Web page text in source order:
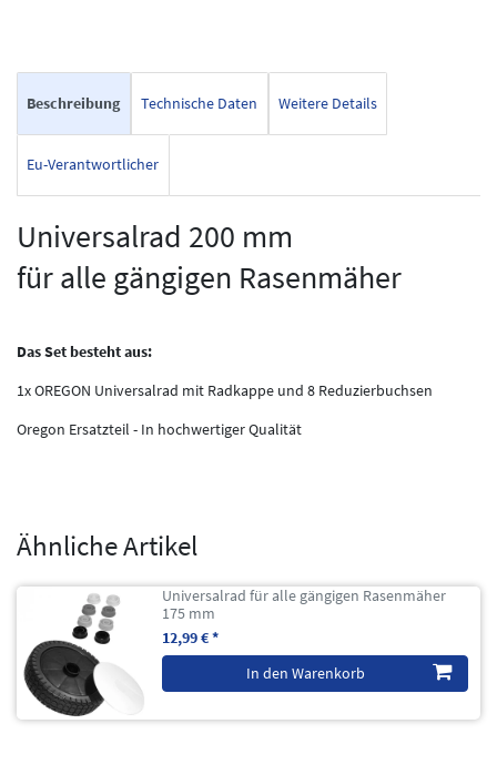
Beschreibung Technische Daten Weitere Details
Eu-Verantwortlicher
Universalrad 200 mm
für alle gängigen Rasenmäher
Das Set besteht aus:
1x OREGON Universalrad mit Radkappe und 8 Reduzierbuchsen
Oregon Ersatzteil - In hochwertiger Qualität
Ähnliche Artikel
Universalrad für alle gängigen Rasenmäher
175 mm
12,99 € *
In den Warenkorb